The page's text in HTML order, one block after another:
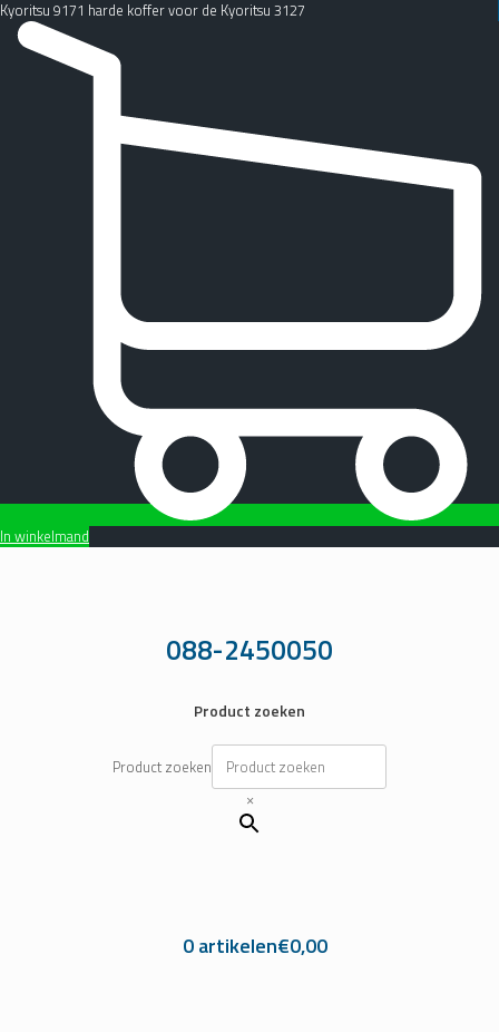
Kyoritsu 9171 harde koffer voor de Kyoritsu 3127
In winkelmand
088-2450050
Product zoeken
Product zoeken
×
0 artikelen€0,00